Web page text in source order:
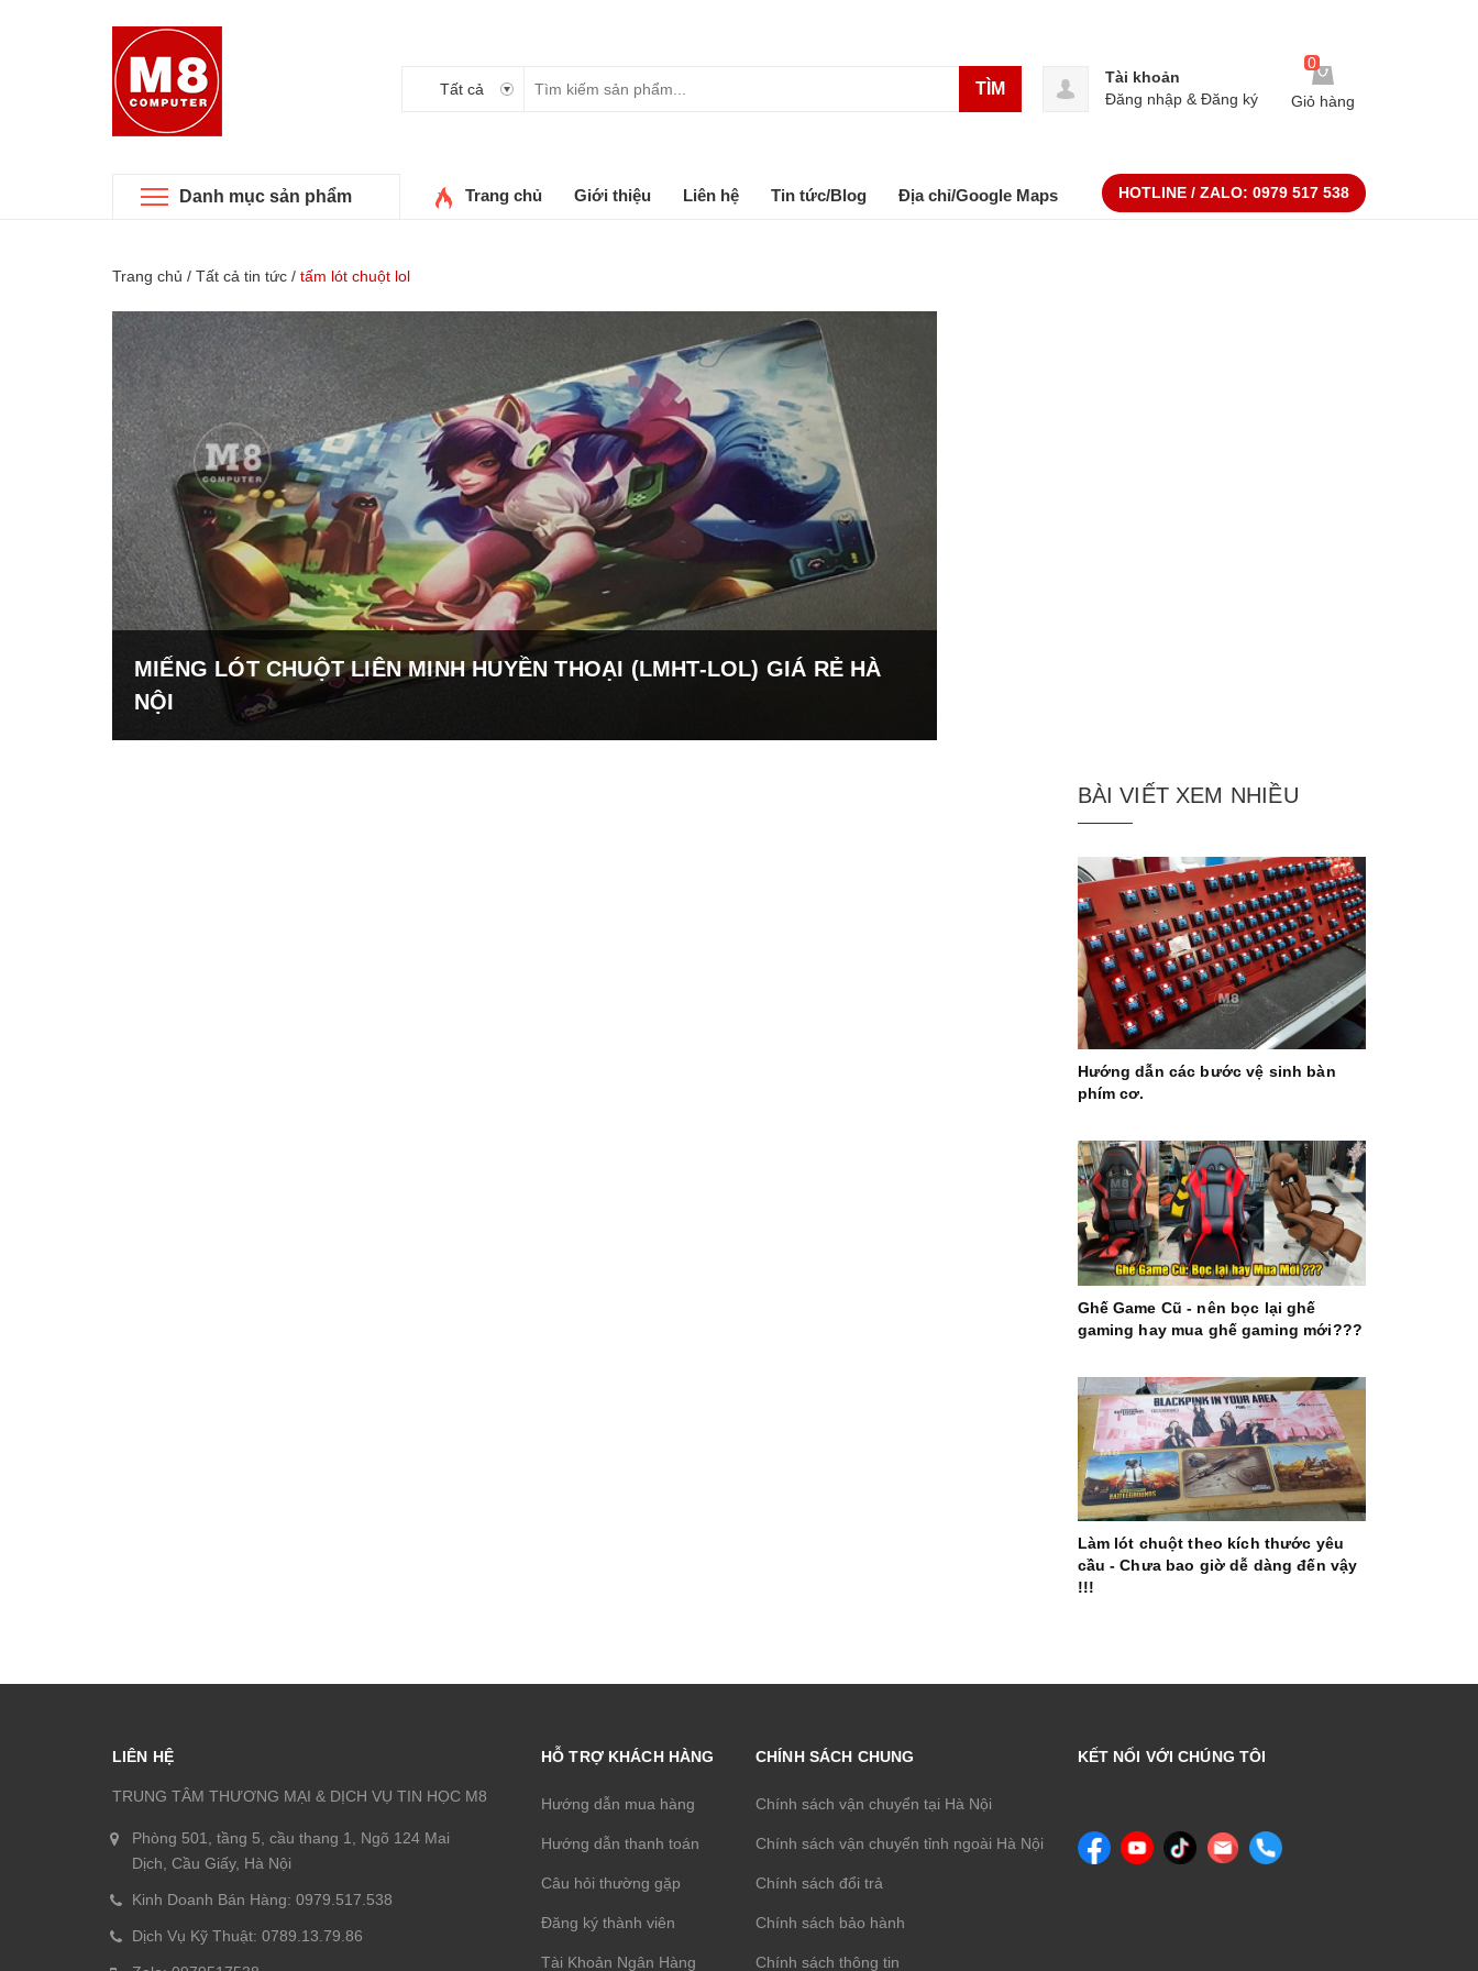
Tất cả TÌM
0
Giỏ hàng
Tài khoản
Đăng nhập & Đăng ký
Danh mục sản phẩm Trang chủ Giới thiệu Liên hệ Tin tức/Blog Địa chỉ/Google Maps HOTLINE / ZALO: 0979 517 538
Trang chủ / Tất cả tin tức / tấm lót chuột lol
MIẾNG LÓT CHUỘT LIÊN MINH HUYỀN THOẠI (LMHT-LOL) GIÁ RẺ HÀ
NỘI
BÀI VIẾT XEM NHIỀU
Hướng dẫn các bước vệ sinh bàn
phím cơ.
Ghế Game Cũ - nên bọc lại ghế
gaming hay mua ghế gaming mới???
Làm lót chuột theo kích thước yêu
cầu - Chưa bao giờ dễ dàng đến vậy
!!!
LIÊN HỆ
TRUNG TÂM THƯƠNG MẠI & DỊCH VỤ TIN HỌC M8
Phòng 501, tầng 5, cầu thang 1, Ngõ 124 Mai
Dịch, Cầu Giấy, Hà Nội
Kinh Doanh Bán Hàng: 0979.517.538
Dịch Vụ Kỹ Thuật: 0789.13.79.86
HỖ TRỢ KHÁCH HÀNG
Hướng dẫn mua hàng
Hướng dẫn thanh toán
Câu hỏi thường gặp
Đăng ký thành viên
Tài Khoản Ngân Hàng
CHÍNH SÁCH CHUNG
Chính sách vận chuyển tại Hà Nội
Chính sách vận chuyển tỉnh ngoài Hà Nội
Chính sách đổi trả
Chính sách bảo hành
Chính sách thông tin
KẾT NỐI VỚI CHÚNG TÔI